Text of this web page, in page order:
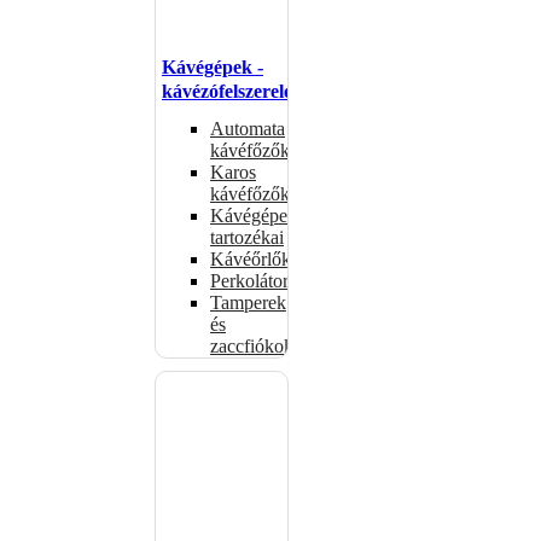
Kávégépek -
kávézófelszerelés
Automata
kávéfőzők
Karos
kávéfőzők
Kávégépek
tartozékai
Kávéőrlők
Perkolátorok
Tamperek
és
zaccfiókok